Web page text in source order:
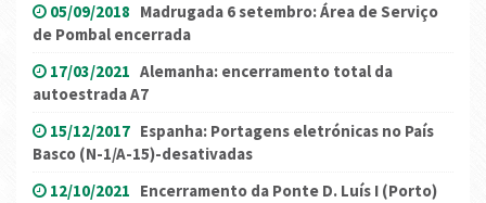
05/09/2018 Madrugada 6 setembro: Área de Serviço
de Pombal encerrada
17/03/2021 Alemanha: encerramento total da
autoestrada A7
15/12/2017 Espanha: Portagens eletrónicas no País
Basco (N-1/A-15)-desativadas
12/10/2021 Encerramento da Ponte D. Luís I (Porto)